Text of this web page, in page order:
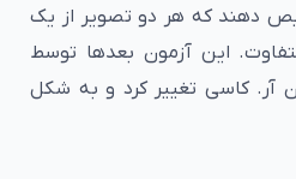
دهند که هر دو تصویر از یک
این آزمون بعدها توسط
آر. کاسی تغییر کرد و به شکل